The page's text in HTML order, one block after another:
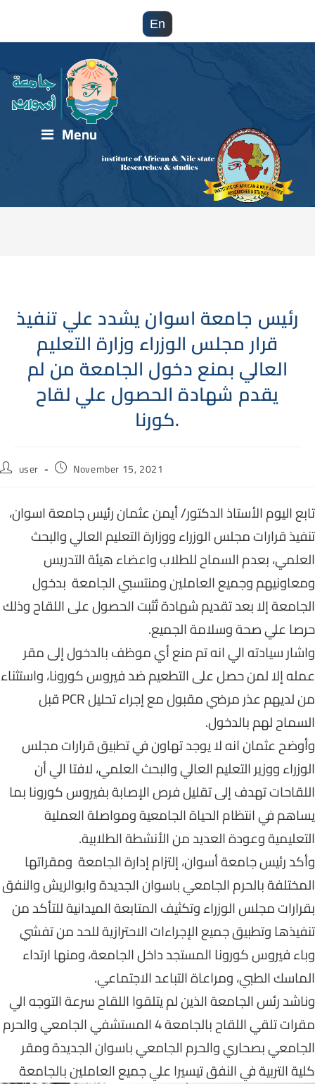
En
Menu
رئيس جامعة اسوان يشدد علي تنفيذ
قرار مجلس الوزراء وزارة التعليم
العالي بمنع دخول الجامعة من لم
يقدم شهادة الحصول علي لقاح
كورنا.
Postuser PostNovember 15, 2021
تابع اليوم الأستاذ الدكتور/ أيمن عثمان رئيس جامعة اسوان،
تنفيذ قرارات مجلس الوزراء ووزارة التعليم العالي والبحث
العلمي، بعدم السماح للطلاب واعضاء هيئة التدريس
ومعاونيهم وجميع العاملين ومنتسبي الجامعة بدخول
الجامعة إلا بعد تقديم شهادة تُثبت الحصول على اللقاح وذلك
حرصا علي صحة وسلامة الجميع.
واشار سيادته الي انه تم منع أي موظف بالدخول إلى مقر
عمله إلا لمن حصل على التطعيم ضد فيروس كورونا، واستثناء
من لديهم عذر مرضي مقبول مع إجراء تحليل PCR قبل
السماح لهم بالدخول.
وأوضح عثمان انه لا يوجد تهاون في تطبيق قرارات مجلس
الوزراء ووزير التعليم العالي والبحث العلمي، لافتا الي أن
اللقاحات تهدف إلى تقليل فرص الإصابة بفيروس كورونا بما
يساهم في انتظام الحياة الجامعية ومواصلة العملية
التعليمية وعودة العديد من الأنشطة الطلابية.
وأكد رئيس جامعة أسوان، إلتزام إدارة الجامعة ومقراتها
المختلفة بالحرم الجامعي باسوان الجديدة وابوالريش والنفق
بقرارات مجلس الوزراء وتكثيف المتابعة الميدانية للتأكد من
تنفيذها وتطبيق جميع الإجراءات الاحترازية للحد من تفشي
وباء فيروس كورونا المستجد داخل الجامعة، ومنها ارتداء
الماسك الطبي، ومراعاة التباعد الاجتماعي.
وناشد رئس الجامعة الذين لم يتلقوا اللقاح سرعة التوجه الي
مقرات تلقي اللقاح بالجامعة 4 المستشفي الجامعي والحرم
الجامعي بصحاري والحرم الجامعي باسوان الجديدة ومقر
كلية التربية في النفق تيسيرا علي جميع العاملين بالجامعة